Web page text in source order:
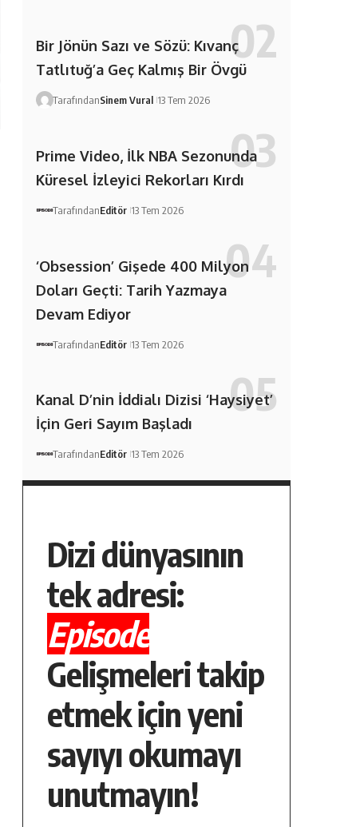
Bir Jönün Sazı ve Sözü: Kıvanç
Tatlıtuğ’a Geç Kalmış Bir Övgü
TarafındanSinem Vural 13 Tem 2026
Prime Video, İlk NBA Sezonunda
Küresel İzleyici Rekorları Kırdı
TarafındanEditör 13 Tem 2026
‘Obsession’ Gişede 400 Milyon
Doları Geçti: Tarih Yazmaya
Devam Ediyor
TarafındanEditör 13 Tem 2026
Kanal D’nin İddialı Dizisi ‘Haysiyet’
İçin Geri Sayım Başladı
TarafındanEditör 13 Tem 2026
Dizi dünyasının
tek adresi:
Episode
Gelişmeleri takip
etmek için yeni
sayıyı okumayı
unutmayın!